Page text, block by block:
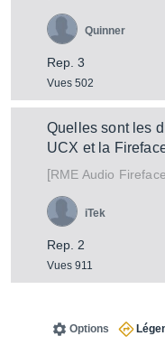
Rep. 3
Vues 502
Quinner
Quelles sont les
UCX et la
[RME Audio
Rep. 2
Vues 911
iTek
Options